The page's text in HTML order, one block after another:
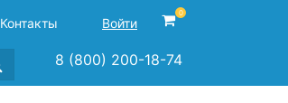
Контакты Войти
0
8 (800) 200-18-74